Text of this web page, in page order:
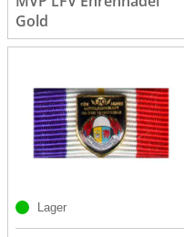
Gold
Lager